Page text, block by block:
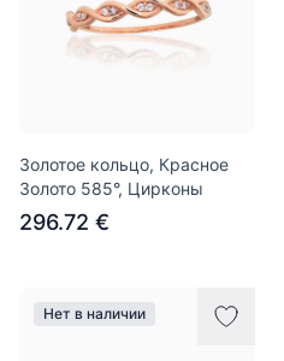
Золотое кольцо, Красное
Золото 585°, Цирконы
296.72 €
Нет в наличии